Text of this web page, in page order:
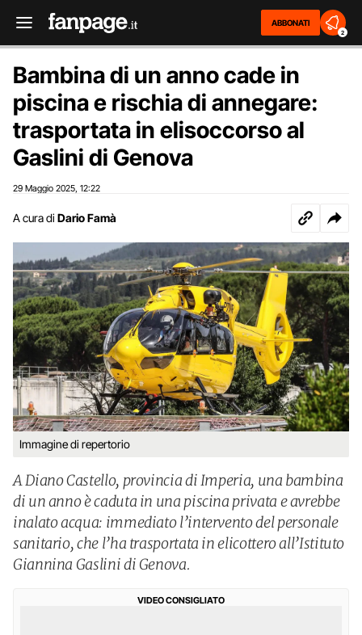
ABBONATI
2
Bambina di un anno cade in
piscina e rischia di annegare:
trasportata in elisoccorso al
Gaslini di Genova
29 Maggio 2025 12:22
A cura di Dario Famà
Immagine di repertorio
A Diano Castello, provincia di Imperia, una bambina
di un anno è caduta in una piscina privata e avrebbe
inalato acqua: immediato l’intervento del personale
sanitario, che l’ha trasportata in elicottero all’Istituto
Giannina Gaslini di Genova.
VIDEO CONSIGLIATO